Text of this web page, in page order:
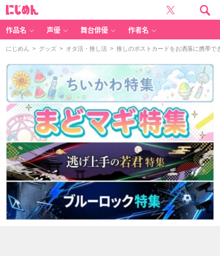
作品名 声優 舞台俳優 作者名
にじめん > グッズ > オタ活・推し活 > 推しのポストカードをお洒落に携帯